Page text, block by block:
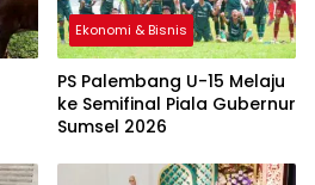
Ekonomi & Bisnis
PS Palembang U-15 Melaju
ke Semifinal Piala Gubernur
Sumsel 2026